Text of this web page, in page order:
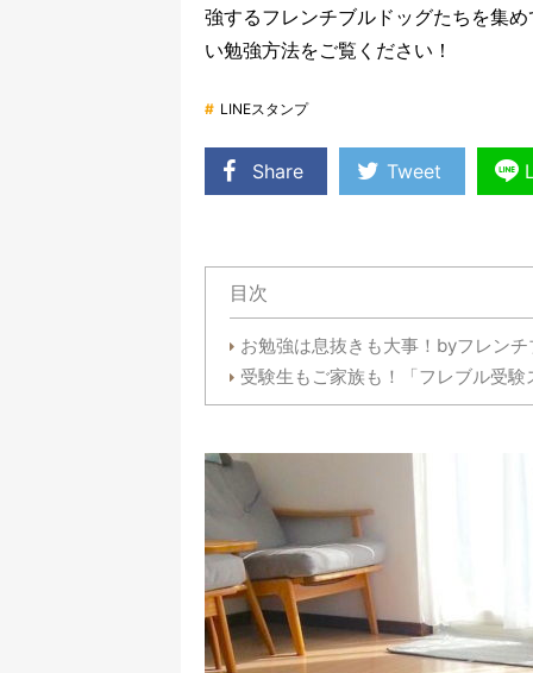
強するフレンチブルドッグたちを集
い勉強方法をご覧ください！
# LINEスタンプ
Share Tweet
目次
お勉強は息抜きも大事！byフレン
受験生もご家族も！「フレブル受